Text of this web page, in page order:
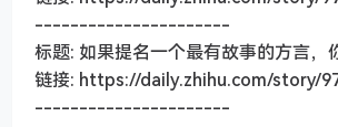
----------------------
标题: 如果提名一个最有故事的方言，
链接: https://daily.zhihu.com/story/
----------------------